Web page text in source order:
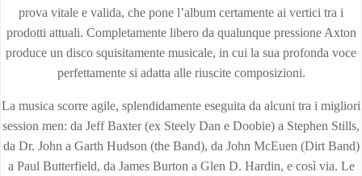
prova vitale e valida, che pone l’album certamente ai vertici tra i
prodotti attuali. Completamente libero da qualunque pressione Axton
produce un disco squisitamente musicale, in cui la sua profonda voce
perfettamente si adatta alle riuscite composizioni.
La musica scorre agile, splendidamente eseguita da alcuni tra i migliori
session men: da Jeff Baxter (ex Steely Dan e Doobie) a Stephen Stills,
da Dr. John a Garth Hudson (the Band), da John McEuen (Dirt Band)
a Paul Butterfield, da James Burton a Glen D. Hardin, e così via. Le